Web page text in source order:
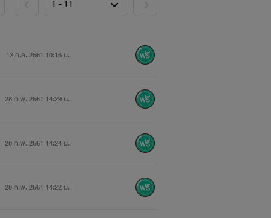
ยว
12 ก.ค. 2561 10:16 น.
28 ก.พ. 2561 14:29 น.
28 ก.พ. 2561 14:24 น.
28 ก.พ. 2561 14:22 น.